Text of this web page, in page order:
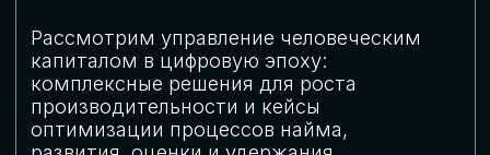
СКАЧАТЬ
ПРОГРАММУ
КОНФЕРЕНЦИИ